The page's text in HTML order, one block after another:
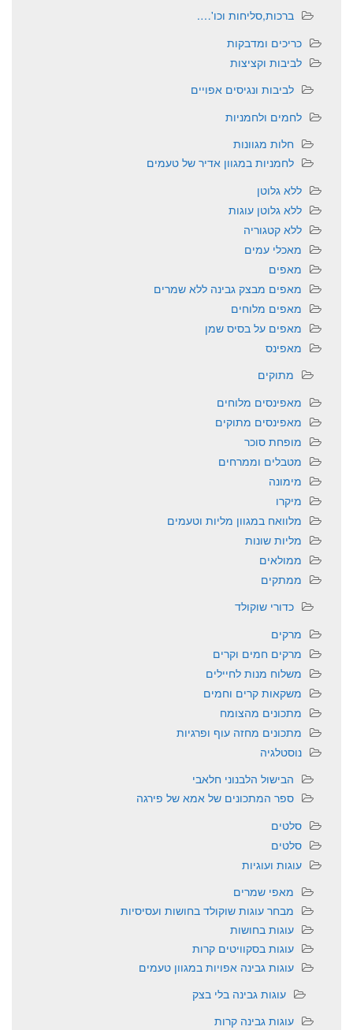
ברכות,סליחות וכו'….
כריכים ומדבקות
לביבות וקציצות
לביבות ונגיסים אפויים
לחמים ולחמניות
חלות מגוונות
לחמניות במגוון אדיר של טעמים
ללא גלוטן
ללא גלוטן עוגות
ללא קטגוריה
מאכלי עמים
מאפים
מאפים מבצק גבינה ללא שמרים
מאפים מלוחים
מאפים על בסיס שמן
מאפינס
מתוקים
מאפינסים מלוחים
מאפינסים מתוקים
מופחת סוכר
מטבלים וממרחים
מימונה
מיקרו
מלוואח במגוון מליות וטעמים
מליות שונות
ממולאים
ממתקים
כדורי שוקולד
מרקים
מרקים חמים וקרים
משלוח מנות לחיילים
משקאות קרים וחמים
מתכונים מהצומח
מתכונים מחזה עוף ופרגיות
נוסטלגיה
הבישול הלבנוני חלאבי
ספר המתכונים של אמא של פירגה
סלטים
סלטים
עוגות ועוגיות
מאפי שמרים
מבחר עוגות שוקולד בחושות ועסיסיות
עוגות בחושות
עוגות בסקוויטים קרות
עוגות גבינה אפויות במגוון טעמים
עוגות גבינה בלי בצק
עוגות גבינה קרות